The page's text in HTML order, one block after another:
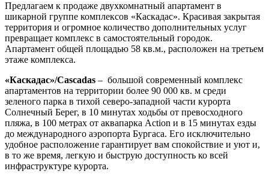
Предлагаем к продаже двухкомнатный апартамент в
шикарной группе комплексов «Каскадас». Красивая закрытая
территория и огромное количество дополнительных услуг
превращает комплекс в самостоятельный городок.
Апартамент общей площадью 58 кв.м., расположен на третьем
этаже комплекса.
«Каскадас»/Cascadas – большой современный комплекс
апартаментов на территории более 90 000 кв. м среди
зеленого парка в тихой северо-западной части курорта
Солнечный Берег, в 10 минутах ходьбы от превосходного
пляжа, в 100 метрах от аквапарка Action и в 15 минутах езды
до международного аэропорта Бургаса. Его исключительно
удобное расположение гарантирует вам спокойствие и уют и,
в то же время, легкую и быструю доступность ко всей
инфраструктуре курорта.